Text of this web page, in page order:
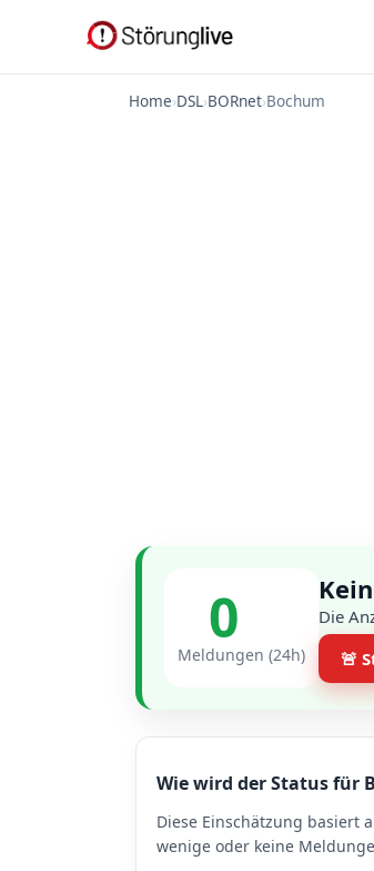
Home›DSL›BORnet›Bochum
0
Meldungen (24h)
Die
🚨
Wie wird der Status für
Diese Einschätzung basiert
wenige oder keine